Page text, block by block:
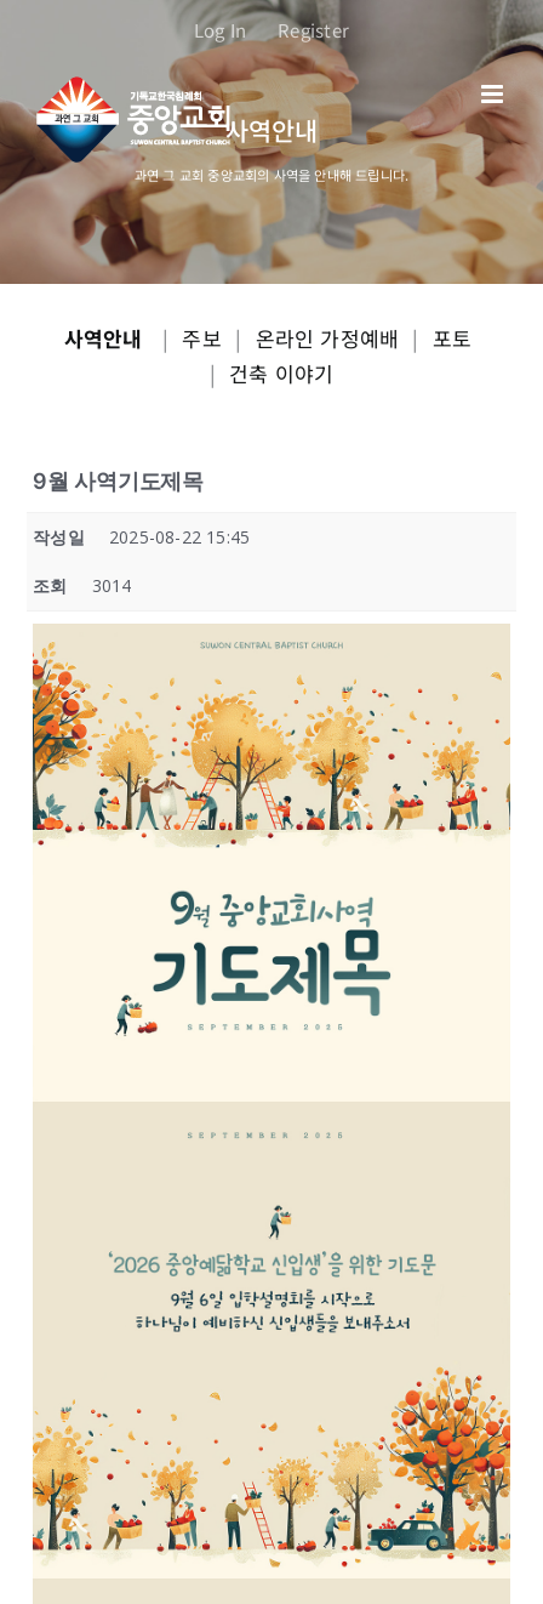
로
건
너
뛰
Log In Register
사역안내
과연 그 교회 중앙교회의 사역을 안내해 드립니다.
사역안내 | 주보 | 온라인 가정예배 | 포토
| 건축 이야기
9월 사역기도제목
작성일 2025-08-22 15:45
조회 3014